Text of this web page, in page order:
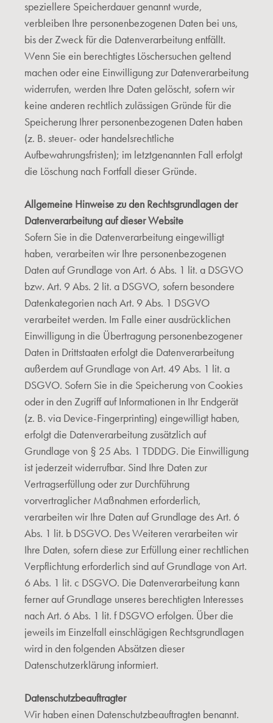
speziellere Speicherdauer genannt wurde,
verbleiben Ihre personenbezogenen Daten bei uns,
bis der Zweck für die Datenverarbeitung entfällt.
Wenn Sie ein berechtigtes Löschersuchen geltend
machen oder eine Einwilligung zur Datenverarbeitung
widerrufen, werden Ihre Daten gelöscht, sofern wir
keine anderen rechtlich zulässigen Gründe für die
Speicherung Ihrer personenbezogenen Daten haben
(z. B. steuer- oder handelsrechtliche
Aufbewahrungsfristen); im letztgenannten Fall erfolgt
die Löschung nach Fortfall dieser Gründe.
Allgemeine Hinweise zu den Rechtsgrundlagen der
Datenverarbeitung auf dieser Website
Sofern Sie in die Datenverarbeitung eingewilligt
haben, verarbeiten wir Ihre personenbezogenen
Daten auf Grundlage von Art. 6 Abs. 1 lit. a DSGVO
bzw. Art. 9 Abs. 2 lit. a DSGVO, sofern besondere
Datenkategorien nach Art. 9 Abs. 1 DSGVO
verarbeitet werden. Im Falle einer ausdrücklichen
Einwilligung in die Übertragung personenbezogener
Daten in Drittstaaten erfolgt die Datenverarbeitung
außerdem auf Grundlage von Art. 49 Abs. 1 lit. a
DSGVO. Sofern Sie in die Speicherung von Cookies
oder in den Zugriff auf Informationen in Ihr Endgerät
(z. B. via Device-Fingerprinting) eingewilligt haben,
erfolgt die Datenverarbeitung zusätzlich auf
Grundlage von § 25 Abs. 1 TDDDG. Die Einwilligung
ist jederzeit widerrufbar. Sind Ihre Daten zur
Vertragserfüllung oder zur Durchführung
vorvertraglicher Maßnahmen erforderlich,
verarbeiten wir Ihre Daten auf Grundlage des Art. 6
Abs. 1 lit. b DSGVO. Des Weiteren verarbeiten wir
Ihre Daten, sofern diese zur Erfüllung einer rechtlichen
Verpflichtung erforderlich sind auf Grundlage von Art.
6 Abs. 1 lit. c DSGVO. Die Datenverarbeitung kann
ferner auf Grundlage unseres berechtigten Interesses
nach Art. 6 Abs. 1 lit. f DSGVO erfolgen. Über die
jeweils im Einzelfall einschlägigen Rechtsgrundlagen
wird in den folgenden Absätzen dieser
Datenschutzerklärung informiert.
Datenschutzbeauftragter
Wir haben einen Datenschutzbeauftragten benannt.